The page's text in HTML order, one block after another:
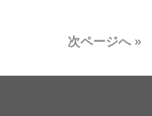
次ページへ »